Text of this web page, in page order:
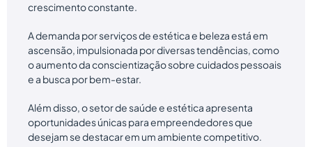
crescimento constante.
A demanda por serviços de estética e beleza está em
ascensão, impulsionada por diversas tendências, como
o aumento da conscientização sobre cuidados pessoais
e a busca por bem-estar.
Além disso, o setor de saúde e estética apresenta
oportunidades únicas para empreendedores que
desejam se destacar em um ambiente competitivo.